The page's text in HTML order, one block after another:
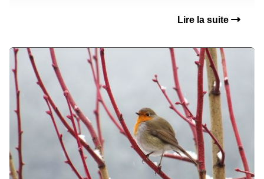
Lire la suite